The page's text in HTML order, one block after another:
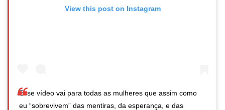
View this post on Instagram
Esse vídeo vai para todas as mulheres que assim como
eu “sobrevivem” das mentiras, da esperança, e das